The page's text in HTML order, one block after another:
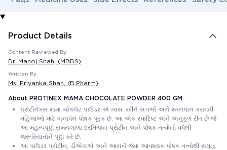
Product Details
Content Reviewed By:
Dr. Manoj Shah , (MBBS)
Written By:
Ms. Priyanka Shah , (B.Pharm)
About PROTINEX MAMA CHOCOLATE POWDER 400 GM
પ્રોટીનેક્સ મામા ચોકલેટ પાઉડર એ ખાસ કરીને સગર્ભા અને સ્તનપાન કરાવતી
મહિલાઓ માટે બનાવેલ પોષક પૂરક છે. આ એક સ્વાદિષ્ટ અને અનુકૂળ રીત છે જે
આ મહત્વપૂર્ણ સમયગાળા દરમિયાન પ્રોટીન અને પોષક તત્વોની વધેલી
જરૂરિયાતોને પૂર્ણ કરે છે.
આ પાઉડર પ્રોટીન, ડીએચએ અને આયર્ન જેવા આવશ્યક પોષક તત્વોથી સમૃદ્ધ